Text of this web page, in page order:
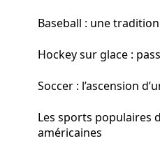
Baseball : une
Hockey sur glace :
Soccer : l’ascension
Les sports populaires
américaines